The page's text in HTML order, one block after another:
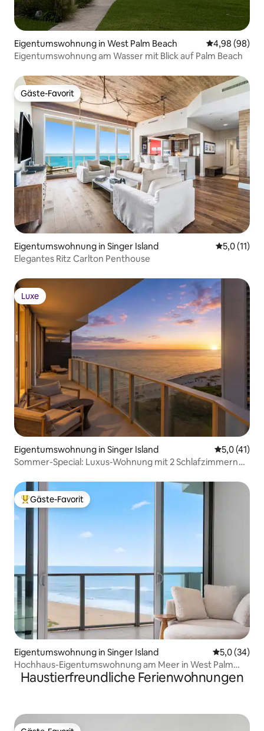
Eigentumswohnung in West Palm Beach
4,98 (98)
Eigentumswohnung am Wasser mit Blick auf Palm Beach
Gäste-Favorit
Gäste-Favorit
Eigentumswohnung in Singer Island
5,0 (11)
Elegantes Ritz Carlton Penthouse
Luxe
Luxe
Eigentumswohnung in Singer Island
5,0 (41)
Sommer-Special: Luxus-Wohnung mit 2 Schlafzimmern
Beliebter Gäste-Favorit.
Gäste-Favorit
Eigentumswohnung in Singer Island
5,0 (34)
Hochhaus-Eigentumswohnung am Meer in West Palm
Beach
Haustierfreundliche Ferienwohnungen